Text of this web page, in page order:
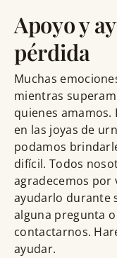
Apoyo y
pérdida
Muchas
mientras
quienes
en las joyas de
podamos
difícil. Todos
agradecemos
ayudarlo durante
alguna pregunta
contactarnos.
ayudar.